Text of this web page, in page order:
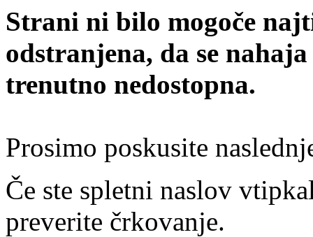
Strani ni bilo mogoče
odstranjena, da se
trenutno nedostopna.
Prosimo poskusite
Če ste spletni naslov
preverite črkovanje.